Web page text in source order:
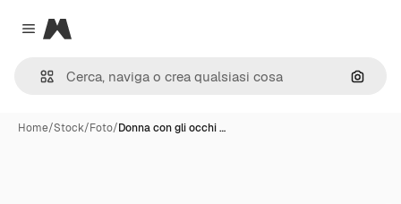
Close menu
Magnific
Cerca
Home/Stock/Foto/Donna con gli occhi …